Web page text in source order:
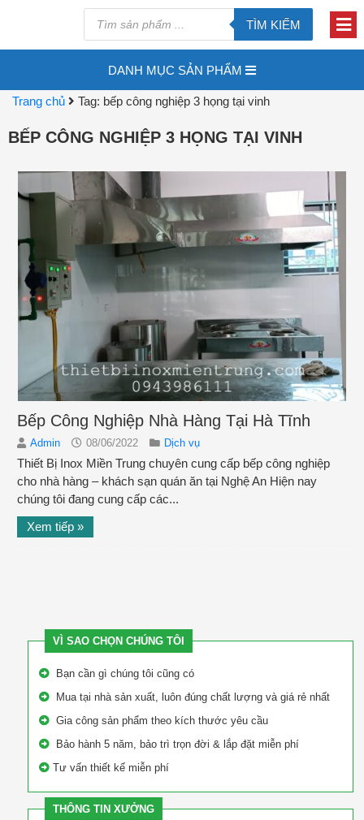
TÌM KIẾM
DANH MỤC SẢN PHẨM
Trang chủ Tag: bếp công nghiệp 3 họng tại vinh
BẾP CÔNG NGHIỆP 3 HỌNG TẠI VINH
Bếp Công Nghiệp Nhà Hàng Tại Hà Tĩnh
Admin 08/06/2022 Dịch vụ
Thiết Bị Inox Miền Trung chuyên cung cấp bếp công nghiệp
cho nhà hàng – khách sạn quán ăn tại Nghệ An Hiện nay
chúng tôi đang cung cấp các...
Xem tiếp »
VÌ SAO CHỌN CHÚNG TÔI
Bạn cần gì chúng tôi cũng có
Mua tại nhà sản xuất, luôn đúng chất lượng và giá rẻ nhất
Gia công sản phẩm theo kích thước yêu cầu
Bảo hành 5 năm, bảo trì trọn đời & lắp đặt miễn phí
Tư vấn thiết kế miễn phí
THÔNG TIN XƯỞNG